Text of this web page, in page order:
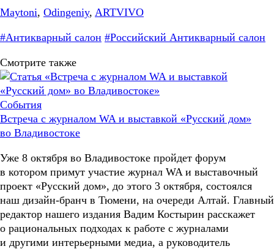
Maytoni, Odingeniy, ARTVIVO
#Антикварный салон #Российский Антикварный салон
Смотрите также
События
Встреча с журналом WA и выставкой «Русский дом»
во Владивостоке
Уже 8 октября во Владивостоке пройдет форум
в котором примут участие журнал WA и выставочный
проект «Русский дом», до этого 3 октября, состоялся
наш дизайн-бранч в Тюмени, на очереди Алтай. Главный
редактор нашего издания Вадим Костырин расскажет
о рациональных подходах к работе с журналами
и другими интерьерными медиа, а руководитель